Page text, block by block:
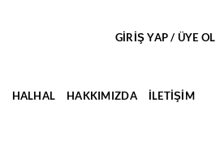
GIRIŞ YAP / ÜYE OL
HALHAL HAKKIMIZDA İLETIŞIM